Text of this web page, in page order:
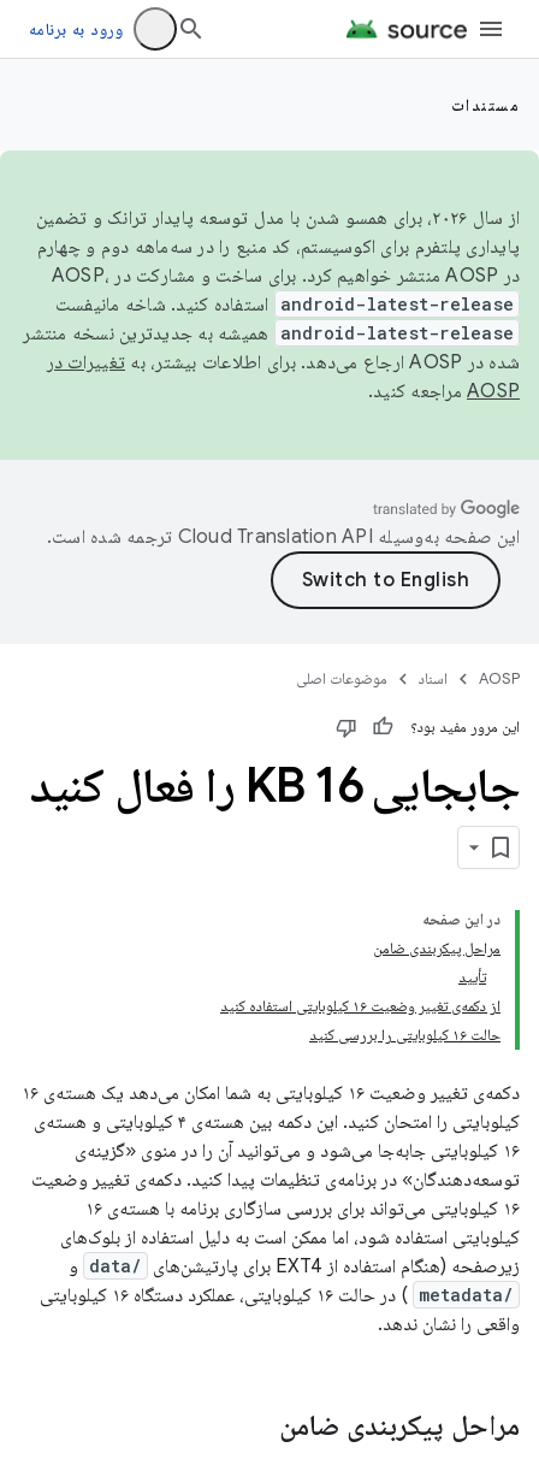
ورود به برنامه
مستندات
از سال ۲۰۲۶، برای همسو شدن با مدل توسعه پایدار ترانک و تضمین
پایداری پلتفرم برای اکوسیستم، کد منبع را در سه‌ماهه دوم و چهارم
در AOSP منتشر خواهیم کرد. برای ساخت و مشارکت در AOSP،
android-latest-release استفاده کنید. شاخه مانیفست
android-latest-release
همیشه به جدیدترین نسخه منتشر
شده در AOSP ارجاع می‌دهد. برای اطلاعات بیشتر، به
تغییرات در
AOSP مراجعه کنید.
این صفحه به‌وسیله ترجمه شده است.
AOSP اسناد موضوعات اصلی
این مرور مفید بود؟
جابجایی 16 KB را فعال کنید
در این صفحه
مراحل پیکربندی ضامن
تأیید
از دکمه‌ی تغییر وضعیت ۱۶ کیلوبایتی استفاده کنید
حالت ۱۶ کیلوبایتی را بررسی کنید
دکمه‌ی تغییر وضعیت ۱۶ کیلوبایتی به شما امکان می‌دهد یک هسته‌ی ۱۶
کیلوبایتی را امتحان کنید. این دکمه بین هسته‌ی ۴ کیلوبایتی و هسته‌ی
۱۶ کیلوبایتی جابه‌جا می‌شود و می‌توانید آن را در منوی «گزینه‌ی
توسعه‌دهندگان» در برنامه‌ی تنظیمات پیدا کنید. دکمه‌ی تغییر وضعیت
۱۶ کیلوبایتی می‌تواند برای بررسی سازگاری برنامه با هسته‌ی ۱۶
کیلوبایتی استفاده شود، اما ممکن است به دلیل استفاده از بلوک‌های
زیرصفحه (هنگام استفاده از EXT4 برای پارتیشن‌های
/data و
/metadata
) در حالت ۱۶ کیلوبایتی، عملکرد دستگاه ۱۶ کیلوبایتی
واقعی را نشان ندهد.
مراحل پیکربندی ضامن